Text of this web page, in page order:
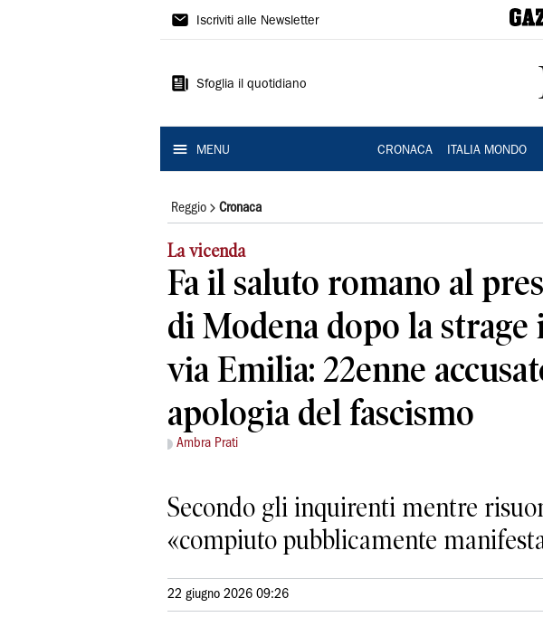
Gazzetta
Reggio
Iscriviti alle Newsletter
Sfoglia il quotidiano
MENU CRONACA ITALIA MONDO
Reggio Cronaca
La vicenda
Fa il saluto romano al
di Modena dopo la strage
via Emilia: 22enne
apologia del fascismo
Ambra Prati
Secondo gli inquirenti mentre
«compiuto pubblicamente
22 giugno 2026 09:26